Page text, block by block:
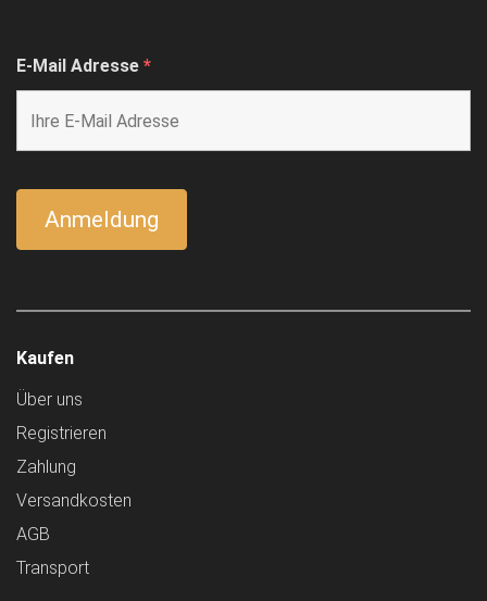
E-Mail Adresse *
Kaufen
Über uns
Registrieren
Zahlung
Versandkosten
AGB
Transport